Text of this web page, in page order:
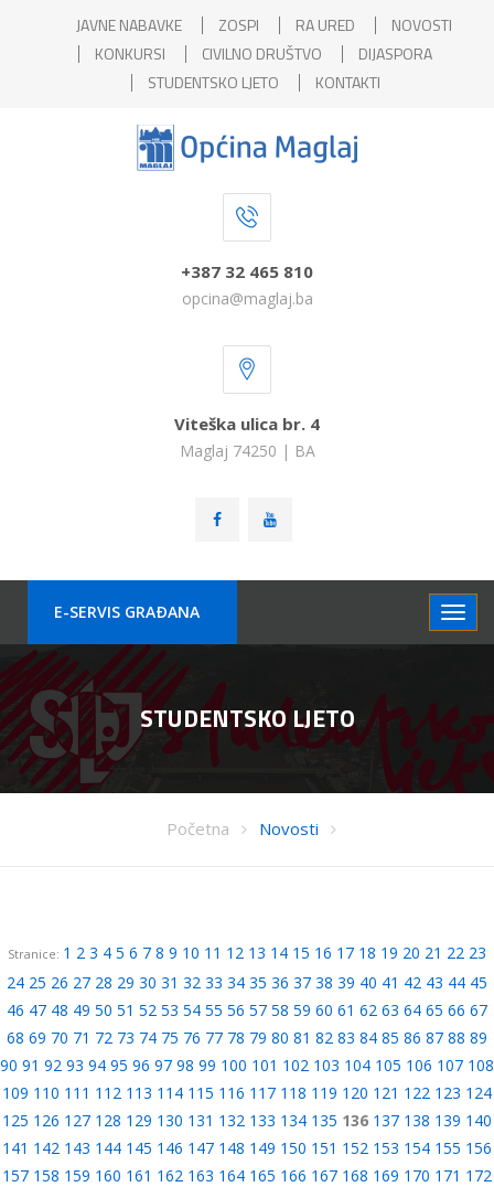
JAVNE NABAVKE ZOSPI RA URED
NOVOSTI
KONKURSI
CIVILNO DRUŠTVO
DIJASPORA
STUDENTSKO LJETO
KONTAKTI
+387 32 465 810
opcina@maglaj.ba
Viteška ulica br. 4
Maglaj 74250 | BA
E-SERVIS GRAÐANA
STUDENTSKO LJETO
Početna Novosti
Stranice: 1 2 3 4 5 6 7 8 9 10 11 12 13 14 15 16 17 18 19 20 21 22 23
24 25 26 27 28 29 30 31 32 33 34 35 36 37 38 39 40 41 42 43 44 45
46 47 48 49 50 51 52 53 54 55 56 57 58 59 60 61 62 63 64 65 66 67
68 69 70 71 72 73 74 75 76 77 78 79 80 81 82 83 84 85 86 87 88 89
90 91 92 93 94 95 96 97 98 99 100 101 102 103 104 105 106 107 108
109 110 111 112 113 114 115 116 117 118 119 120 121 122 123 124
125 126 127 128 129 130 131 132 133 134 135 136 137 138 139 140
141 142 143 144 145 146 147 148 149 150 151 152 153 154 155 156
157 158 159 160 161 162 163 164 165 166 167 168 169 170 171 172